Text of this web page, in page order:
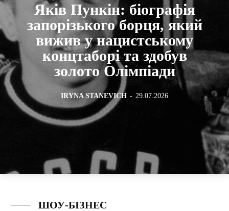
Яків Пункін: біографія
запорізького борця, який
вижив у нацистському
концтаборі та здобув
золото Олімпіади
IRYNA STANEVICH - 29.07.2026
ШОУ-БІЗНЕС